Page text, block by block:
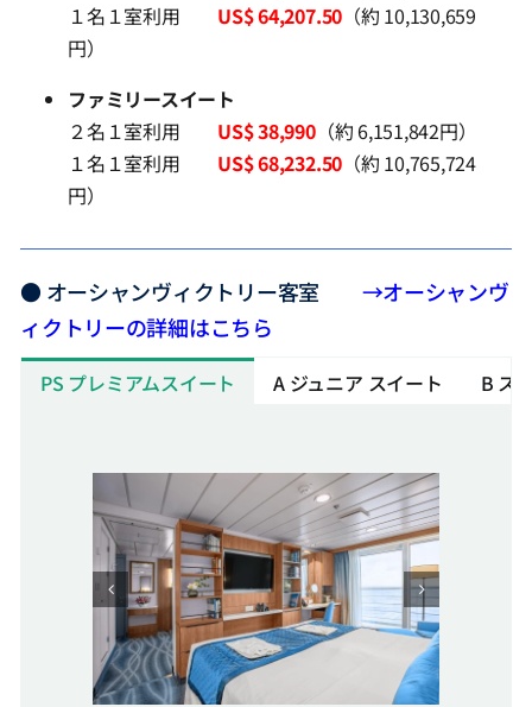
１名１室利用 US$ 64,207.50 （約 10,130,659
円）
ファミリースイート
２名１室利用 US$ 38,990（約 6,151,842円）
１名１室利用 US$ 68,232.50 （約 10,765,724
円）
● オーシャンヴィクトリー客室 →オーシャンヴ
ィクトリーの詳細はこちら
PS プレミアムスイート A ジュニア スイート B ス